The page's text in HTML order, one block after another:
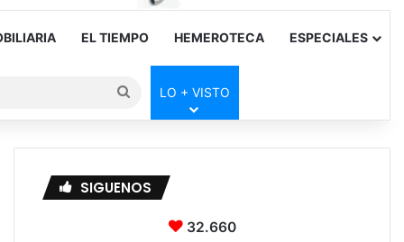
EL TIEMPO HEMEROTECA ESPECIALES
Buscar
por
LO + VISTO
SIGUENOS
32.660